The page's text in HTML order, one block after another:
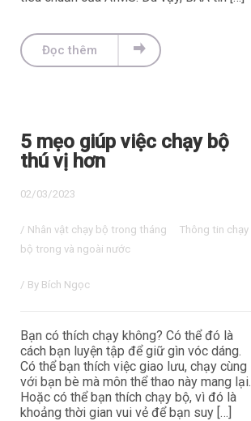
Đọc thêm
5 mẹo giúp việc chạy bộ
thú vị hơn
02/03/2023
/ Nhân vật chạy bộ trong tháng
Thông tin chạy
bộ trong và ngoài nước
/ By Bích Ngọc
Bạn có thích chạy không? Có thể đó là
cách bạn luyện tập để giữ gìn vóc dáng.
Có thể bạn thích việc giao lưu, chạy cùng
với bạn bè mà môn thể thao này mang lại.
Hoặc có thể bạn thích chạy bộ, vì đó là
khoảng thời gian vui vẻ để bạn suy […]